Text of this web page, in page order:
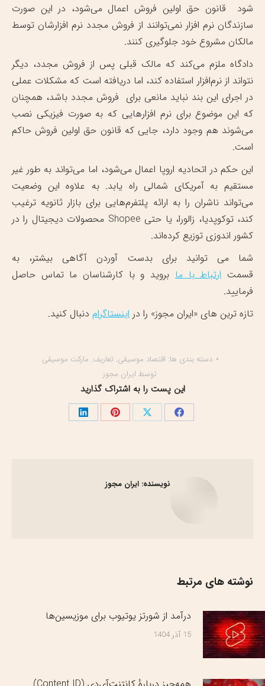
شود قانون حق اولین فروش اعمال می‌شود، در این صورت
سازندگان نرم افزار نمی‌توانند از فروش مجدد نرم افزارشان توسط
مالکان مشروع خود جلوگیری کنند.
دادگاه ملزم می‌کند که مالک قبلی پس از فروش مجدد، دیگر
نتواند از نرم‌افزار استفاده کند، اما دریافته است که مشکلات عملی
در اجرای این بند نباید مانعی برای فروش مجدد باشد، همچنان
که این موضوع برای نرم افزارهایی که به صورت فیزیکی نصب
می‌شوند هم وجود دارد، جایی که قانون حق اولین فروش حاکم
است.
این حکم در اتحادیه اروپا اعمال می‌شود، اما می‌تواند به طور غیر
مستقیم به آمریکای شمالی راه یابد. به علاوه این وضعیت
می‌تواند ناشران را به ارائه پلتفرم‌هایی برای بازار ثانویه ترغیب
کند، توکوپدیا، زالورا، یا حتی Shopee محصولات دیجیتال را در
کشور اندوزی توزیع کرده‌اند.
شما می توانید برای بدست آوردن آگاهی بیشتر، به
قسمتارتباط با ما بروید و با کارشناسان ما تماس حاصل
فرمایید.
تازه ترین های «ایران مجوز» را در اینستاگرام دنبال کنید.
دسته بندی ها: اقتصاد موسیقی, تعاریف, مارکت موسیقی
توسط ایران مجوز
این پست را به اشتراک گذارید
اشتراک اشتراک اشتراک اشتراک
نویسنده: ایران مجوز
نوشته های مرتبط
درآمد از شورتز یوتیوب برای موزیسین‌ها
15 آذر 1404